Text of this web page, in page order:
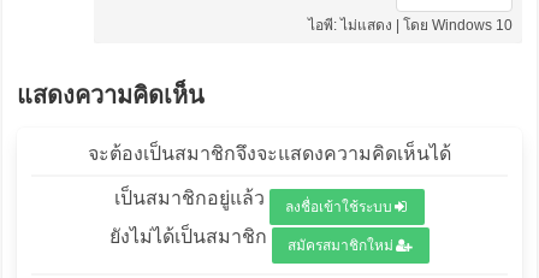
ไอพี: ไม่แสดง | โดย Windows 10
แสดงความคิดเห็น
จะต้องเป็นสมาชิกจึงจะแสดงความคิดเห็นได้
เป็นสมาชิกอยู่แล้ว ลงชื่อเข้าใช้ระบบ
ยังไม่ได้เป็นสมาชิก สมัครสมาชิกใหม่